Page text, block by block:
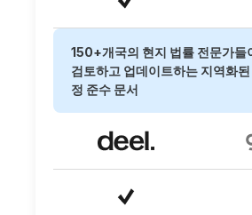
150+개국의 현지 법률 전문가들
검토하고 업데이트하는 지역화
정 준수 문서